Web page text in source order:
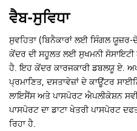
ਵੈਬ-ਸੁਵਿਧਾ
ਸੁਵਹਿਤਾ (ਬਿਨੈਕਾਰਾਂ ਲਈ ਸਿੰਗਲ
ਕੇਂਦਰ ਦੀ ਸਹੂਲਤ ਲਈ ਸੁਖਮਨੀ ਸੋਸਾਇਟੀ
ਹੈ. ਇਹ ਕੇਂਦਰ ਕਾਰਜਕਾਰੀ ਡਬਲਯੂ ਏ.
ਪ੍ਰਮਾਣਿਤ, ਦਸਤਾਵੇਜ਼ਾਂ ਦੇ ਕਾਊਂਟਰ
ਲਾਇਸੈਂਸ ਅਤੇ ਪਾਸਪੋਰਟ ਐਪਲੀਕੇਸ਼ਨ
ਪਾਸਪੋਰਟ ਦਾ ਡਾਟਾ ਖੇਤਰੀ ਪਾਸਪੋਰਟ
ਰਿਹਾ ਹੈ.